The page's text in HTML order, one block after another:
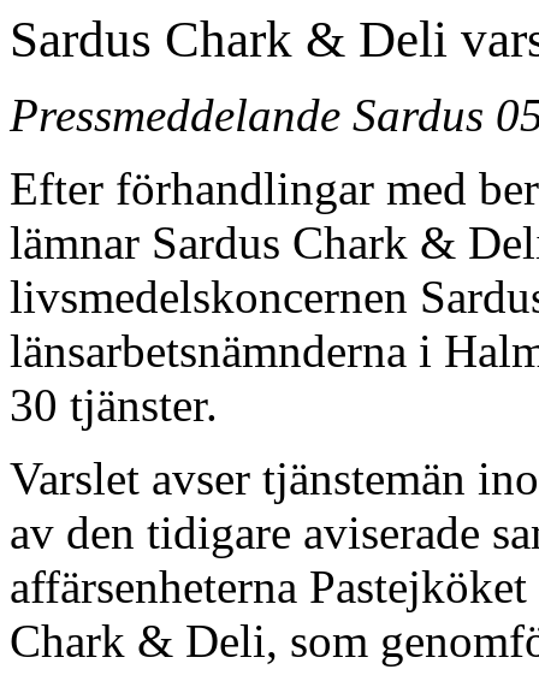
Sardus Chark & Deli
Pressmeddelande Sardus
Efter förhandlingar med
lämnar Sardus Chark &
livsmedelskoncernen
länsarbetsnämnderna i
30 tjänster.
Varslet avser tjänstemän
av den tidigare aviserade
affärsenheterna
Chark & Deli, som